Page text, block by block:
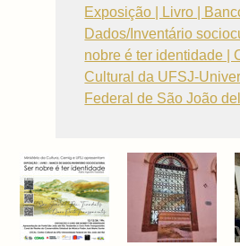
Exposição | Livro |
Dados/Inventário
nobre é ter identidade |
Cultural da UFSJ-
Federal de São João